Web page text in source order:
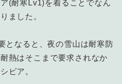
(耐寒Lv1)を着ることでなん
ました。
となると、夜の雪山は耐寒防
熱はそこまで要求されなか
ビア。